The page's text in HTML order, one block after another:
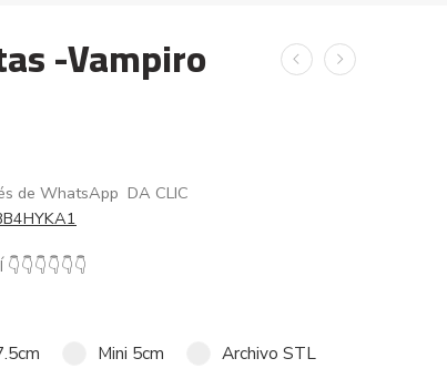
-Vampiro
de WhatsApp DA CLIC
👇👇👇👇👇👇
Mini 5cm
Archivo STL